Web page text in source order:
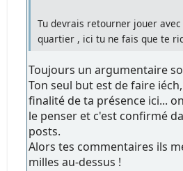
Tu devrais retourner jouer
quartier , ici tu ne fais que te
Toujours un argumentaire
Ton seul but est de faire
finalité de ta présence ici...
le penser et c'est confirmé
posts.
Alors tes commentaires ils
milles au-dessus !